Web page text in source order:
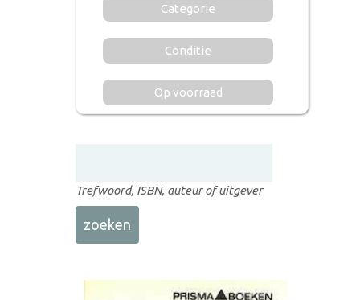
Categorie
Conditie
Op voorraad
Trefwoord, ISBN, auteur of uitgever